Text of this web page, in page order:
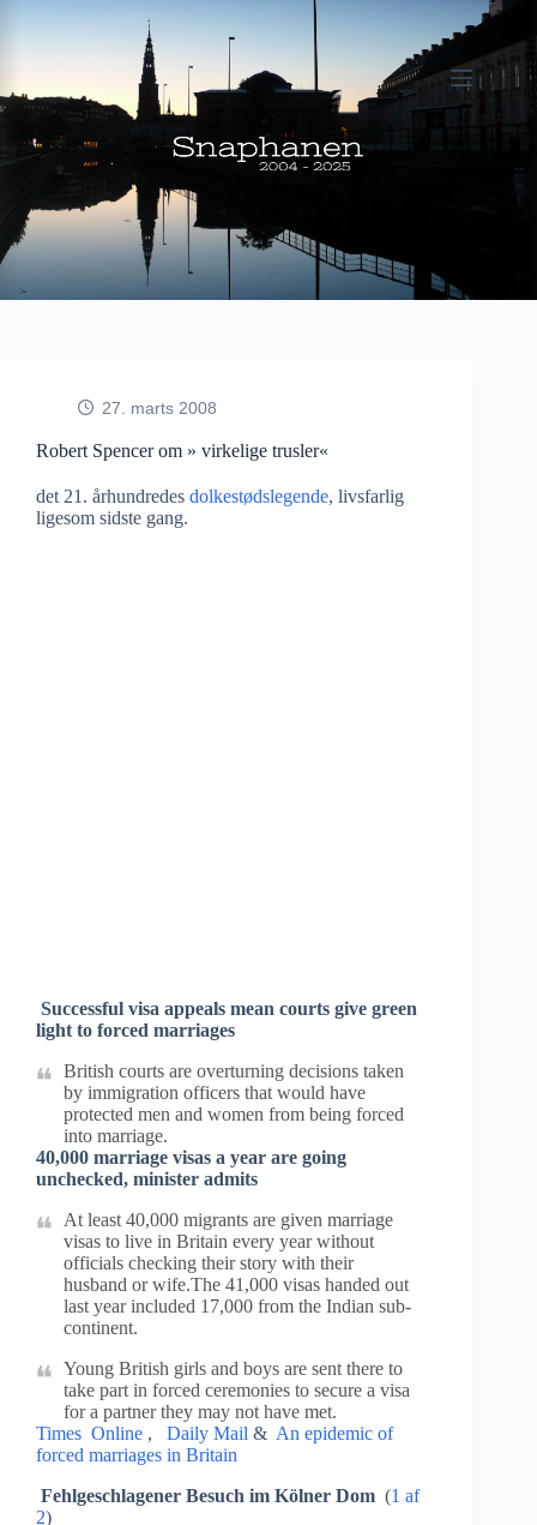
27. marts 2008
Robert Spencer om » virkelige trusler«
det 21. århundredes dolkestødslegende, livsfarlig
ligesom sidste gang.
Successful visa appeals mean courts give green
light to forced marriages
British courts are overturning decisions taken
by immigration officers that would have
protected men and women from being forced
into marriage.
40,000 marriage visas a year are going
unchecked, minister admits
At least 40,000 migrants are given marriage
visas to live in Britain every year without
officials checking their story with their
husband or wife.The 41,000 visas handed out
last year included 17,000 from the Indian sub-
continent.
Young British girls and boys are sent there to
take part in forced ceremonies to secure a visa
for a partner they may not have met.
Times Online , Daily Mail & An epidemic of
forced marriages in Britain
Fehlgeschlagener Besuch im Kölner Dom (1 af
2)